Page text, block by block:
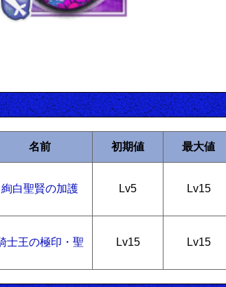
名前 初期値 最大値
絢白聖賢の加護 Lv5 Lv15
士王の極印・聖 Lv15 Lv15